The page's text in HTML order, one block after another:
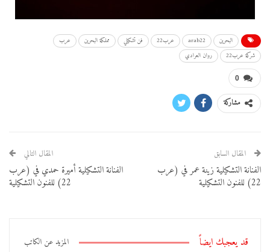
البحرين arab22 عرب22 فن تشكيلي مملكة البحرين
عرب
شركة عرب22
روان العرادي
0
مشاركة
المقال السابق
الفنانة التشكيلية زينة عمر في (عرب
22) للفنون التشكيلية
المقال التالي
الفنانة التشكيلية أميرة حمدي في (عرب
22) للفنون التشكيلية
قد يعجبك ايضاً المزيد عن الكاتب